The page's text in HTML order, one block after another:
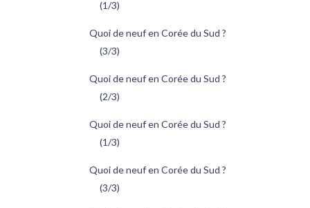
(1/3)
Quoi de neuf en Corée du Sud ?
(3/3)
Quoi de neuf en Corée du Sud ?
(2/3)
Quoi de neuf en Corée du Sud ?
(1/3)
Quoi de neuf en Corée du Sud ?
(3/3)